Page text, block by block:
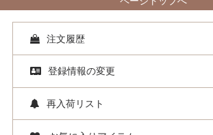
注文履歴
登録情報の変更
再入荷リスト